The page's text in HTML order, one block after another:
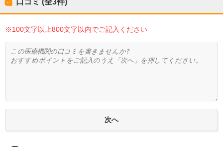
※100文字以上800文字以内でご記入ください